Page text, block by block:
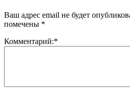
Ваш адрес email не будет
помечены *
Комментарий:*